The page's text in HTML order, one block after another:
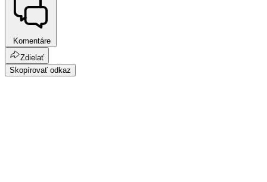
Komentáre
Zdielať
Skopírovať odkaz